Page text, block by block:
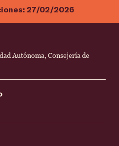
27/02/2026
Autónoma, Consejería de